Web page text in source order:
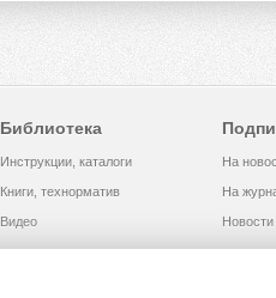
Библиотека
Инструкции, каталоги
Книги, технорматив
Видео
На
На